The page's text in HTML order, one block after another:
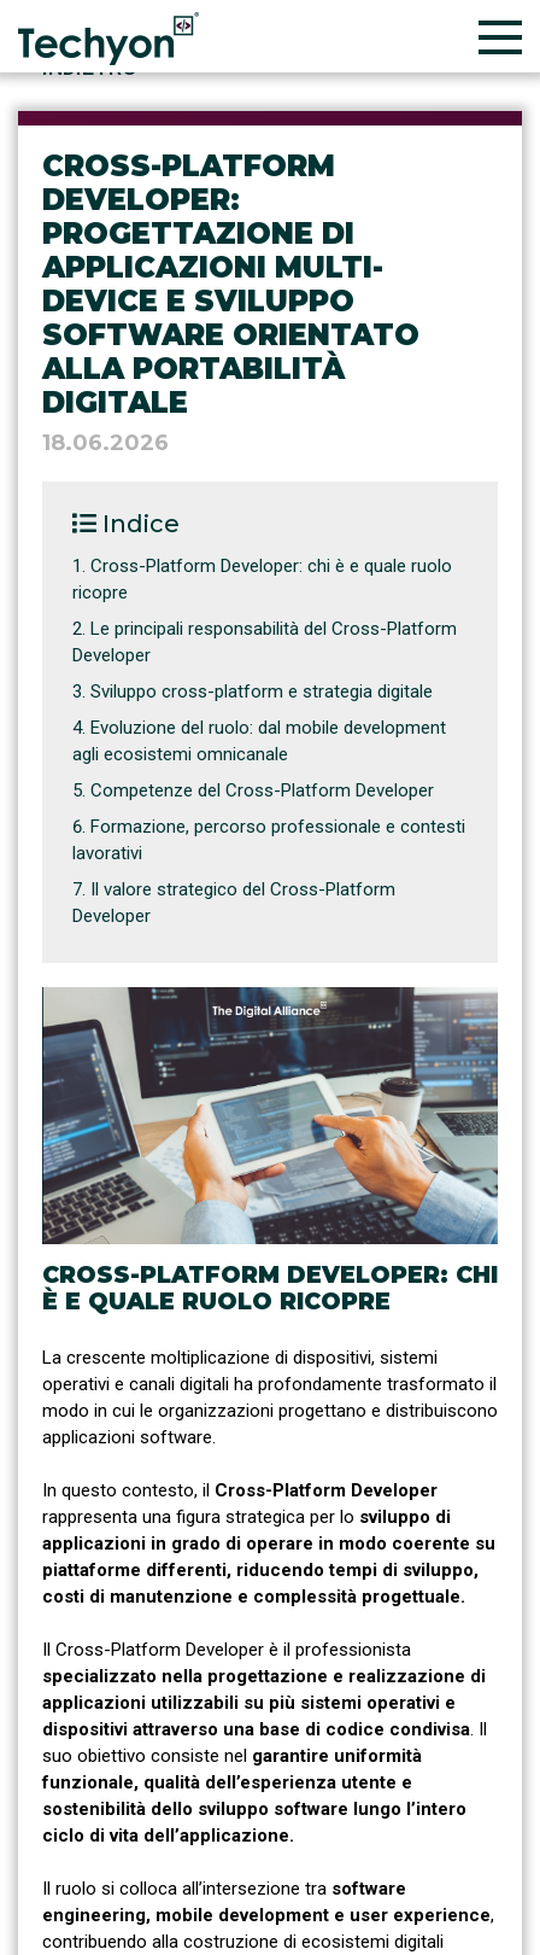
INDIETRO
CROSS-PLATFORM
DEVELOPER:
PROGETTAZIONE DI
APPLICAZIONI MULTI-
DEVICE E SVILUPPO
SOFTWARE ORIENTATO
ALLA PORTABILITÀ
DIGITALE
18.06.2026
Indice
Cross-Platform Developer: chi è e quale ruolo
ricopre
Le principali responsabilità del Cross-Platform
Developer
Sviluppo cross-platform e strategia digitale
Evoluzione del ruolo: dal mobile development
agli ecosistemi omnicanale
Competenze del Cross-Platform Developer
Formazione, percorso professionale e contesti
lavorativi
Il valore strategico del Cross-Platform
Developer
CROSS-PLATFORM DEVELOPER: CHI
È E QUALE RUOLO RICOPRE
La crescente moltiplicazione di dispositivi, sistemi
operativi e canali digitali ha profondamente trasformato il
modo in cui le organizzazioni progettano e distribuiscono
applicazioni software.
In questo contesto, il Cross-Platform Developer
rappresenta una figura strategica per lo sviluppo di
applicazioni in grado di operare in modo coerente su
piattaforme differenti, riducendo tempi di sviluppo,
costi di manutenzione e complessità progettuale.
Il Cross-Platform Developer è il professionista
specializzato nella progettazione e realizzazione di
applicazioni utilizzabili su più sistemi operativi e
dispositivi attraverso una base di codice condivisa. Il
suo obiettivo consiste nel garantire uniformità
funzionale, qualità dell’esperienza utente e
sostenibilità dello sviluppo software lungo l’intero
ciclo di vita dell’applicazione.
Il ruolo si colloca all’intersezione tra software
engineering, mobile development e user experience,
contribuendo alla costruzione di ecosistemi digitali